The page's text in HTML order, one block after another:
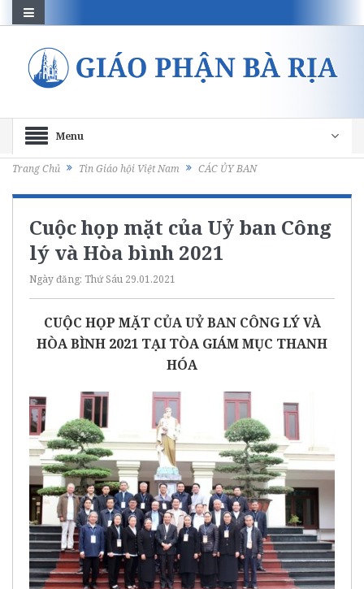
Menu
Trang Chủ Tin Giáo hội Việt Nam CÁC ỦY BAN
Cuộc họp mặt của Uỷ ban Công
lý và Hòa bình 2021
Ngày đăng: Thứ Sáu 29.01.2021
CUỘC HỌP MẶT CỦA UỶ BAN CÔNG LÝ VÀ
HÒA BÌNH 2021 TẠI TÒA GIÁM MỤC THANH
HÓA